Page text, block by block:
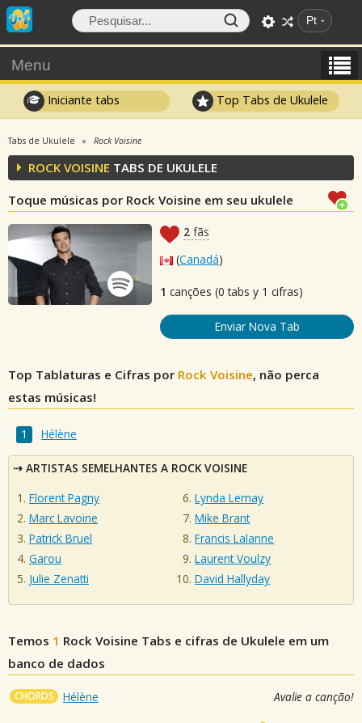
Pt
Menu
Iniciante tabs Top Tabs de Ukulele
Tabs de Ukulele Rock Voisine
ROCK VOISINE TABS DE UKULELE
Toque músicas por Rock Voisine em seu ukulele
2 fãs
(Canadá)
1 canções (0 tabs y 1 cifras)
Enviar Nova Tab
Top Tablaturas e Cifras por Rock Voisine, não perca
estas músicas!
Hélène
ARTISTAS SEMELHANTES A ROCK VOISINE
Florent Pagny
Marc Lavoine
Patrick Bruel
Garou
Julie Zenatti
Lynda Lemay
Mike Brant
Francis Lalanne
Laurent Voulzy
David Hallyday
Temos 1 Rock Voisine Tabs e cifras de Ukulele em um
banco de dados
CHORDS Hélène Avalie a canção!